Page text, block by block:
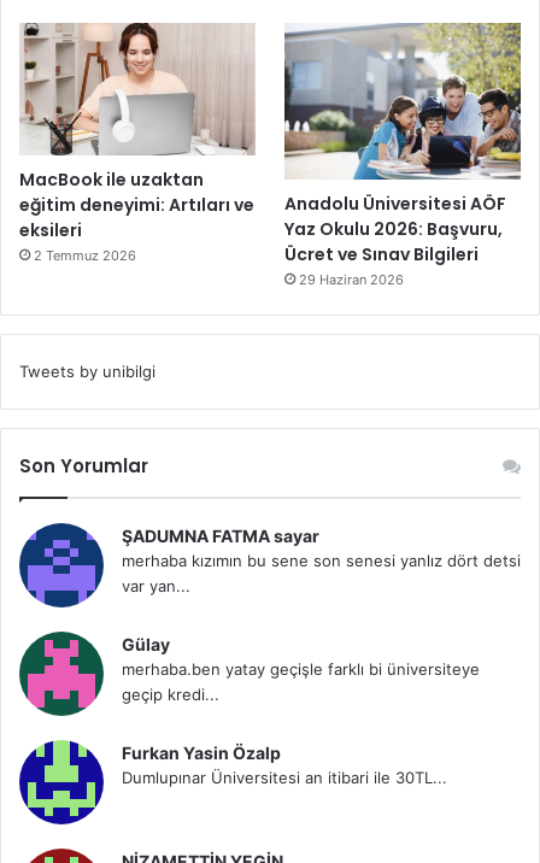
MacBook ile uzaktan
eğitim deneyimi: Artıları ve
eksileri
2 Temmuz 2026
Anadolu Üniversitesi AÖF
Yaz Okulu 2026: Başvuru,
Ücret ve Sınav Bilgileri
29 Haziran 2026
Tweets by unibilgi
Son Yorumlar
ŞADUMNA FATMA sayar
merhaba kızımın bu sene son senesi yanlız dört detsi
var yan...
Gülay
merhaba.ben yatay geçişle farklı bi üniversiteye
geçip kredi...
Furkan Yasin Özalp
Dumlupınar Üniversitesi an itibari ile 30TL...